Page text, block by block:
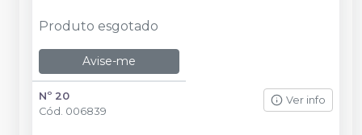
Produto esgotado
Avise-me
Nº 20
Cód. 006839
Ver info